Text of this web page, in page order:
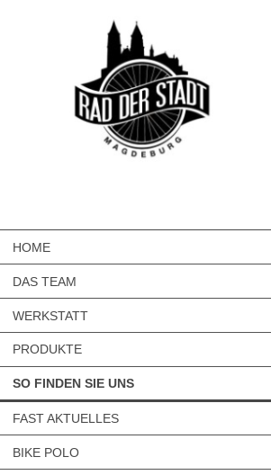
HOME
DAS TEAM
WERKSTATT
PRODUKTE
SO FINDEN SIE UNS
FAST AKTUELLES
BIKE POLO